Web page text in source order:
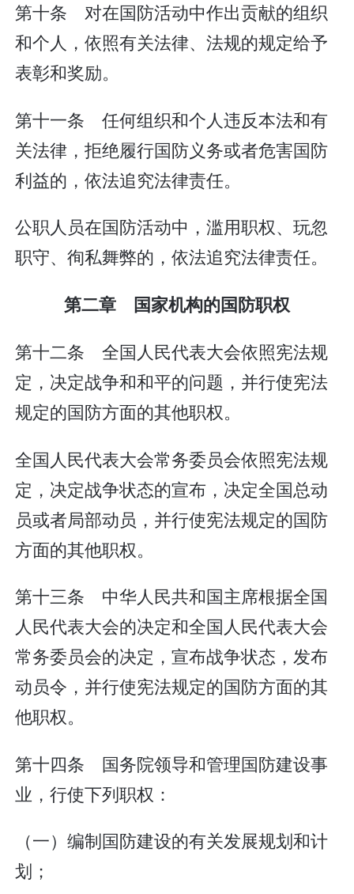
第十条 对在国防活动中作出贡献的组织
和个人，依照有关法律、法规的规定给予
表彰和奖励。
第十一条 任何组织和个人违反本法和有
关法律，拒绝履行国防义务或者危害国防
利益的，依法追究法律责任。
公职人员在国防活动中，滥用职权、玩忽
职守、徇私舞弊的，依法追究法律责任。
第二章 国家机构的国防职权
第十二条 全国人民代表大会依照宪法规
定，决定战争和和平的问题，并行使宪法
规定的国防方面的其他职权。
全国人民代表大会常务委员会依照宪法规
定，决定战争状态的宣布，决定全国总动
员或者局部动员，并行使宪法规定的国防
方面的其他职权。
第十三条 中华人民共和国主席根据全国
人民代表大会的决定和全国人民代表大会
常务委员会的决定，宣布战争状态，发布
动员令，并行使宪法规定的国防方面的其
他职权。
第十四条 国务院领导和管理国防建设事
业，行使下列职权：
（一）编制国防建设的有关发展规划和计
划；